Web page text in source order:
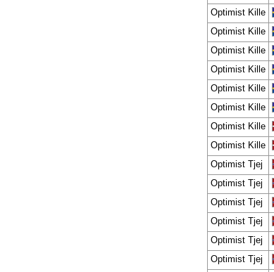
Optimist Kille
Optimist Kille
Optimist Kille
Optimist Kille
Optimist Kille
Optimist Kille
Optimist Kille
Optimist Kille
Optimist Tjej
Optimist Tjej
Optimist Tjej
Optimist Tjej
Optimist Tjej
Optimist Tjej